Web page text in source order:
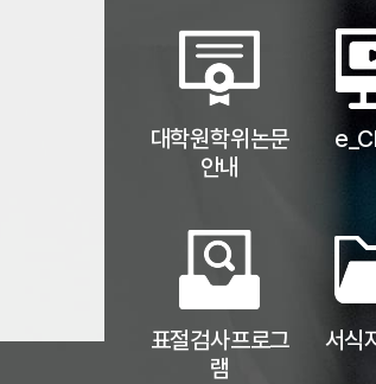
대학원학위논문
안내
표절검사프로그
램
서식